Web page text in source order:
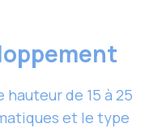
de 15 à 25
et le type